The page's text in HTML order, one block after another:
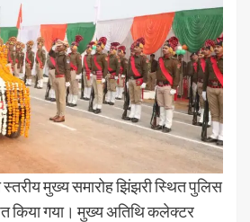
मुख्य समारोह झिंझरी स्थित पुलिस
किया गया। मुख्य अतिथि कलेक्टर